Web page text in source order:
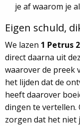
je af waarom je
Eigen schuld,
We lazen 1 Petrus
direct daarna uit
waarover de preek
het lijden dat de
heeft daarover
dingen te vertellen.
zorgen dat het niet